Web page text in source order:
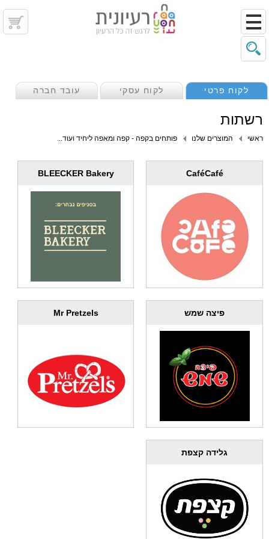
לקוח פרטי לקוח עסקי עובד חברה
רשתות
ראשי המוצרים שלנו פותחים בקפה - קפה ומאפה ליחיד ועוד...
CaféCafé
BLEECKER Bakery
פיצה שמש Mr Pretzels
גלידה קצפת